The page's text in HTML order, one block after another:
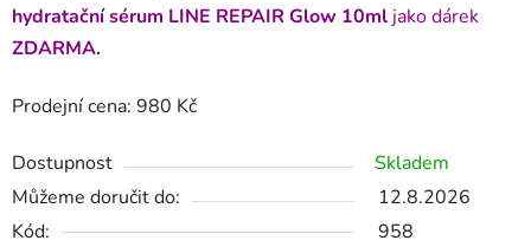
hydratační sérum LINE REPAIR Glow 10ml jako dárek
ZDARMA.
Prodejní cena: 980 Kč
Dostupnost
Skladem
Můžeme doručit do:
12.8.2026
Kód:
958